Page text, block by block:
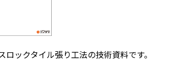
ロックタイル張り工法の技術資料です。